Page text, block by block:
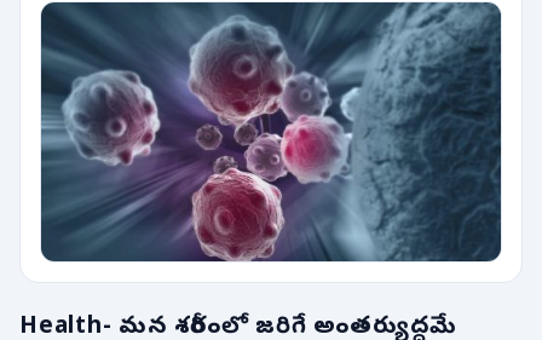
Health- మన శరీరంలో జరిగే అంతర్యుద్ధమే